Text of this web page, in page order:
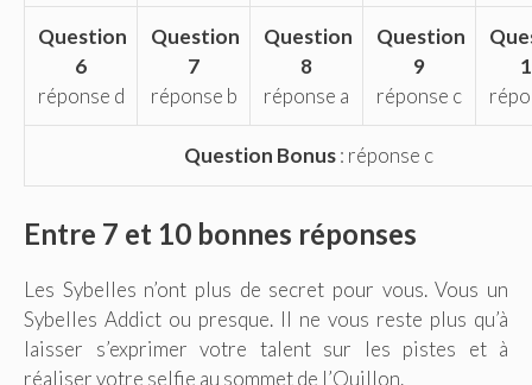
Question
6
réponse d
Question
7
réponse b
Question
8
réponse a
Question
9
réponse c
Question Bonus: réponse c
Entre 7 et 10 bonnes réponses
Les Sybelles n’ont plus de secret pour vous. Vous un
Sybelles Addict ou presque. Il ne vous reste plus qu’à
laisser s’exprimer votre talent sur les pistes et à
réaliser votre selfie au sommet de l’Ouillon.